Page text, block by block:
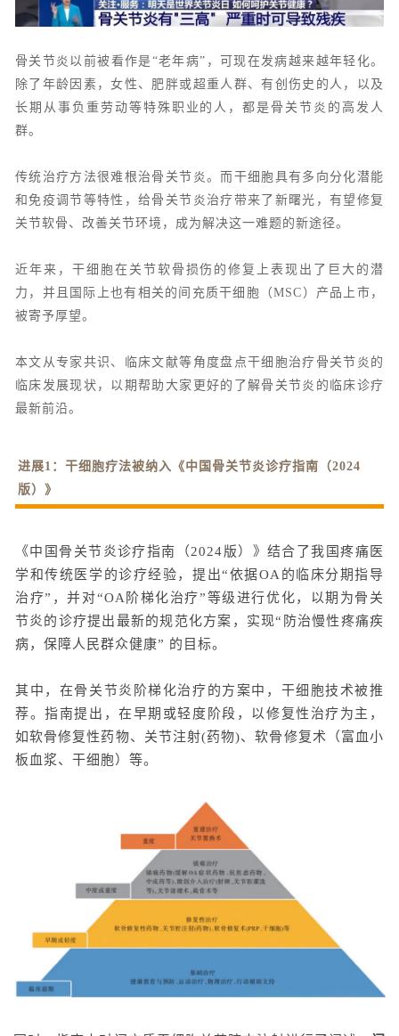
骨关节炎以前被看作是“老年病”，可现在发病越来越年轻化。
除了年龄因素，女性、肥胖或超重人群、有创伤史的人，以及
长期从事负重劳动等特殊职业的人，都是骨关节炎的高发人
群。
传统治疗方法很难根治骨关节炎。而干细胞具有多向分化潜能
和免疫调节等特性，给 骨关节炎治疗带来了新曙光，有望修复
关节软骨、改善关节环境，成为解决这一难题的新途径。
近年来，干细胞在关节软骨损伤的修复上表现出了巨大的潜
力，并且国际上也有相关的间充质干细胞（MSC）产品上市，
被寄予厚望。
本文从专家共识、临床文献等角度盘点干细胞治疗骨关节炎的
临床发展现状，以期帮助大家更好的了解骨关节炎的临床诊疗
最新前沿。
进展1：干细胞疗法被纳入《中国骨关节炎诊疗指南（2024
版）》
《中国骨关节炎诊疗指南（2024版）》结合了我国疼痛医
学和传统医学的诊疗经验，提出“依据OA的临床分期指导
治疗”，并对“OA阶梯化治疗”等级进行优化，以期为骨关
节炎的诊疗提出最新的规范化方案，实现“防治慢性疼痛疾
病，保障人民群众健康” 的目标。
其中，在骨关节炎阶梯化治疗的方案中，干细胞技术被推
荐。指南提出，在早期或轻度阶段，以修复性治疗为主，
如软骨修复性药物、关节注射(药物)、软骨修复术（富血小
板血浆、干细胞）等。